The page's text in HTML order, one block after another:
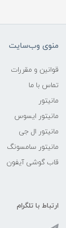
منوی وب‌سایت
قوانین و مقررات
تماس با ما
مانیتور
مانیتور ایسوس
مانیتور ال جی
مانیتور سامسونگ
قاب گوشی آیفون
ارتباط با تلگرام